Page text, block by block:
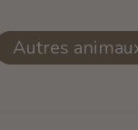
Autres